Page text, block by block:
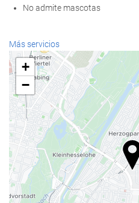
No admite mascotas
Bienestar
Spa
Hammam
Sauna
Gimnasio
Comida y bebida
Restaurante a la carta
Más servicios
+
−